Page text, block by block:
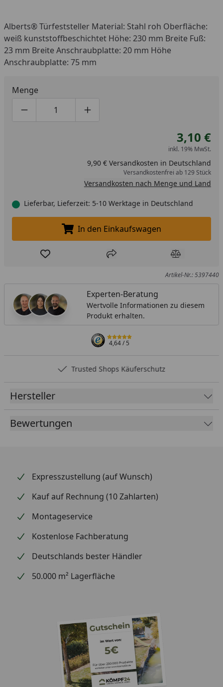
Alberts® Türfeststeller Material: Stahl roh Oberfläche:
weiß kunststoffbeschichtet Höhe: 230 mm Breite Fuß:
23 mm Breite Anschraubplatte: 20 mm Höhe
Anschraubplatte: 75 mm
Menge
Produktmenge um eins verringern
Produktmenge manuell eingeben
Produktmenge um eins erhöhen
3,10 €
inkl. 19% MwSt.
9,90 € Versandkosten in Deutschland
Versandkostenfrei ab 129 Stück
Versandkosten nach Menge und Land
Lieferbar, Lieferzeit: 5-10 Werktage in Deutschland
In den Einkaufswagen legen
In den Einkaufswagen
Produkt zur Wunschliste hinzufügen
Teilen Produkt
Artikel-Nr.: 5397440
Experten-Beratung
Wertvolle Informationen zu diesem
Produkt erhalten.
4,64/ 5
Trusted Shops Käuferschutz
Hersteller
Bewertungen
Expresszustellung (auf Wunsch)
Kauf auf Rechnung (10 Zahlarten)
Montageservice
Kostenlose Fachberatung
Deutschlands bester Händler
50.000 m² Lagerfläche